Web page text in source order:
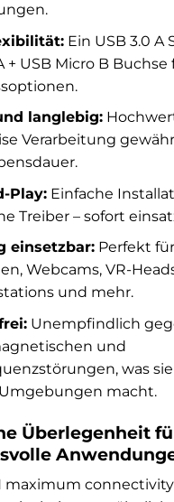
Ein USB 3.0 A
+ USB Micro B
langlebig:
Verarbeitung
Play:Einfache
Treiber – sofort
einsetzbar:Perfekt
Webcams, VR-
und mehr.
Unempfindlich
und
was
macht.
Überlegenheit
maximum